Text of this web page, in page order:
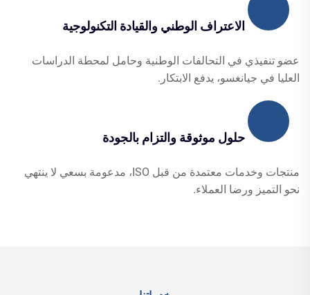
الاعتراف الوطني والقيادة التكنولوجية
عضو تنفيذي في التحالفات الوطنية وحامل لمحطة الدراسات
العليا في جيانغسو، يدفع الابتكار.
حلول موثوقة والتزام بالجودة
منتجات وخدمات معتمدة من قبل ISO، مدعومة بسعي لا ينتهي
نحو التميز ورضا العملاء.